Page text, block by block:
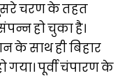
चरण के तहत
हो चुका है।
के साथ ही बिहार
गया। पूर्वी चंपारण के